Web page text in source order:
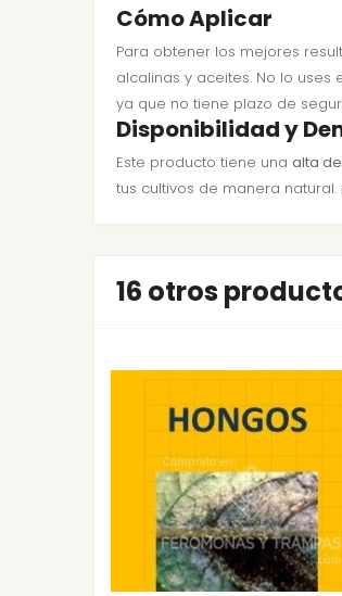
Cómo Aplicar
Para obtener los mejores
alcalinas y aceites. No lo
ya que no tiene plazo de
Disponibilidad y
Este producto tiene una alta
tus cultivos de manera natural.
16 otros